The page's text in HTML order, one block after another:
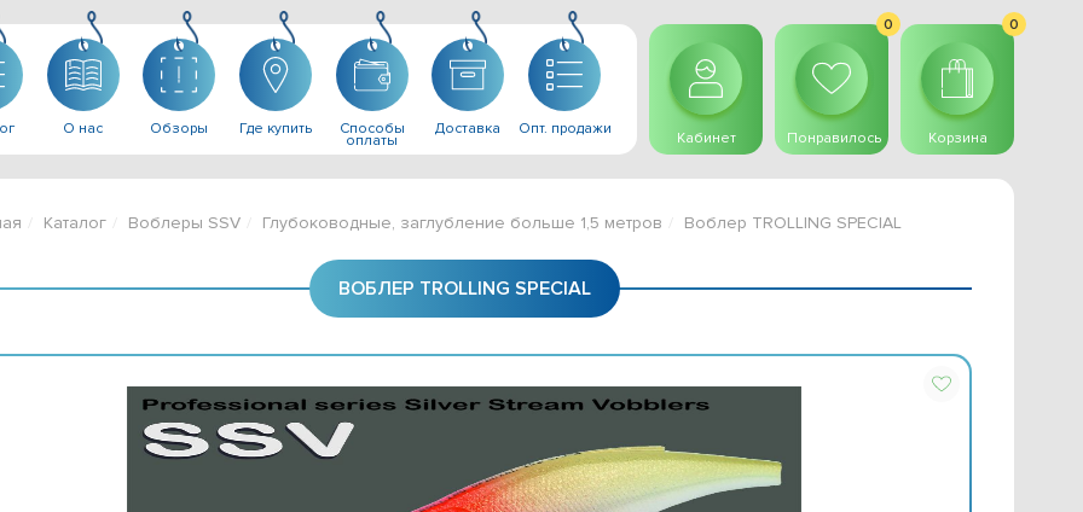
О нас Обзоры Где купить Способы
оплаты
Доставка Опт. продажи
Кабинет Понравилось
0
Корзина
0
Каталог Воблеры SSV Глубоководные, заглубление больше 1,5 метров Воблер TROLLING SPECIAL
ВОБЛЕР TROLLING SPECIAL